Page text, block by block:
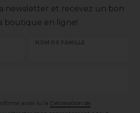
newsletter et recevez un bon
boutique en ligne!
NOM DE FAMILLE
avoir lu la Déclaration de